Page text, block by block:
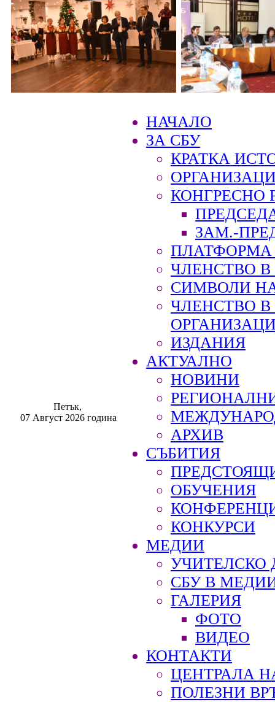
Петък,
07 Август 2026 година
НАЧАЛО
ЗА СБУ
КРАТКА
КОНГРЕСНО
ЗАМ.-
ПЛАТФОРМА
ЧЛЕНСТВО В
СИМВОЛИ
ЧЛЕНСТВО
ИЗДАНИЯ
АКТУАЛНО
НОВИНИ
АРХИВ
СЪБИТИЯ
ОБУЧЕНИЯ
КОНКУРСИ
МЕДИИ
УЧИТЕЛСКО
СБУ В
ГАЛЕРИЯ
ФОТО
ВИДЕО
КОНТАКТИ
ЦЕНТРАЛА
ПОЛЕЗНИ